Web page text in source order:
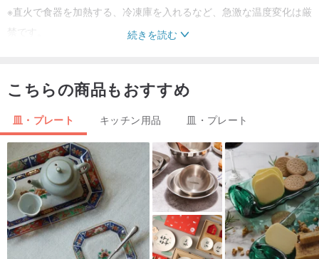
※直火で食器を加熱する、冷凍庫を入れるなど、急激な温度変化は厳
禁です。
※長期間の使用により、器に変色や褐色の沈殿物が生じ、釉薬の表面
にヒビが入ることがありますが、これは自然現象です。
購入メモ-
※商品はすべて手作りのため、表面の気泡や凹凸は正常なもので、同
じ商品でも色味やサイズが若干異なる場合がございます。
※開梱動画は権利保護のため、万が一商品に破損等があった場合、事
後補償の証拠として動画を使用させていただきます。
※商品写真は参考写真であり、実際の器の色味や細部を完全に再現す
続きを読む
こちらの商品もおすすめ
皿・プレート キッチン用品 皿・プレート